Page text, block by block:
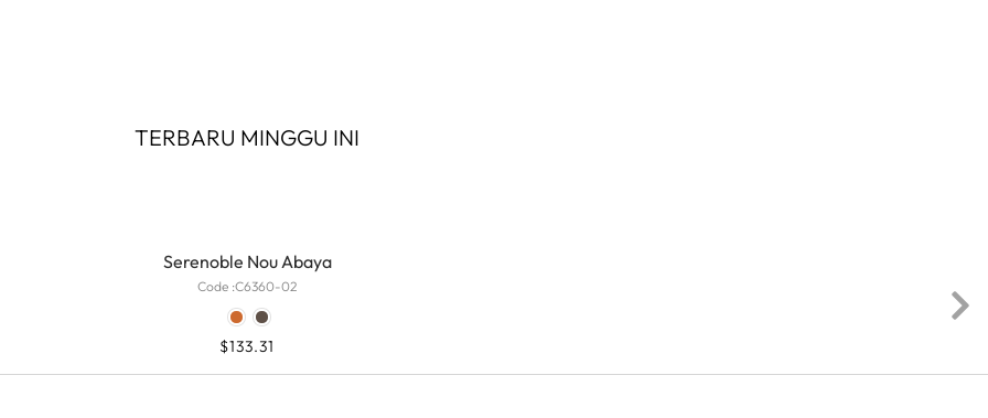
TERBARU MINGGU INI
Serenoble Nou Abaya
Code :C6360-02
$133.31